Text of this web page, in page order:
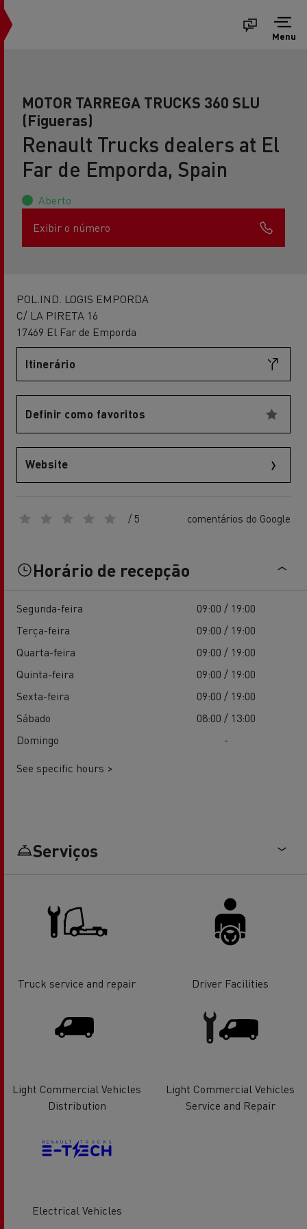
Menu
MOTOR TARREGA TRUCKS 360 SLU
(Figueras)
Renault Trucks dealers at El
Far de Emporda, Spain
Aberto
Exibir o número
POL.IND. LOGIS EMPORDA
C/ LA PIRETA 16
17469 El Far de Emporda
Itinerário
Definir como favoritos
Website
/ 5 comentários do Google
Horário de recepção
Segunda-feira
09:00 / 19:00
Terça-feira
09:00 / 19:00
Quarta-feira
09:00 / 19:00
Quinta-feira
09:00 / 19:00
Sexta-feira
09:00 / 19:00
Sábado
08:00 / 13:00
Domingo
-
See specific hours >
Serviços
Truck service and repair Driver Facilities
Light Commercial Vehicles
Distribution
Light Commercial Vehicles
Service and Repair
Electrical Vehicles